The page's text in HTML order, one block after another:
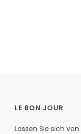
LE BON JOUR
Lassen Sie sich von